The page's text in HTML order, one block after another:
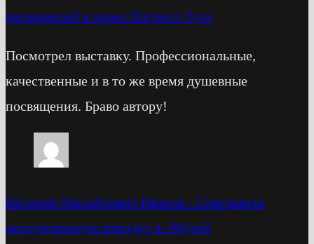
посвящений в парке Патриот-Тула
Посмотрел выставку. Профессиональные,
качественные и в то же время душевные
посвящения. Браво автору!
Василий Михайлович Иванов - Cовершили
экскурсионную поездку в «Музей